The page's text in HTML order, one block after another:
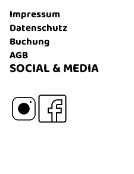
SOCIAL & MEDIA
Impressum
Datenschutz
Buchung
AGB